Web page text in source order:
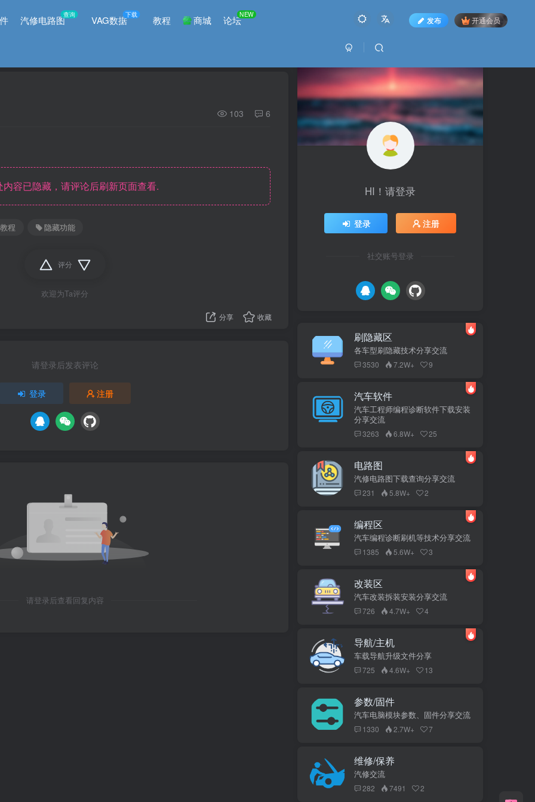
汽修电路图查询 VAG数据下载 教程 商城 论坛NEW
发布 开通会员
103 6
容已隐藏，请评论后刷新页面查看.
程 隐藏功能
评分
欢迎为Ta评分
分享 收藏
请登录后发表评论
登录 注册
请登录后查看回复内容
HI！请登录
登录 注册
社交账号登录
刷隐藏区
各车型刷隐藏技术分享交流
3530 7.2W+ 9
汽车软件
汽车工程师编程诊断软件下载安装
分享交流
3263 6.8W+ 25
电路图
汽修电路图下载查询分享交流
231 5.8W+ 2
编程区
汽车编程诊断刷机等技术分享交流
1385 5.6W+ 3
改装区
汽车改装拆装安装分享交流
726 4.7W+ 4
导航/主机
车载导航升级文件分享
725 4.6W+ 13
参数/固件
汽车电脑模块参数、固件分享交流
1330 2.7W+ 7
维修/保养
汽修交流
282 7491 2